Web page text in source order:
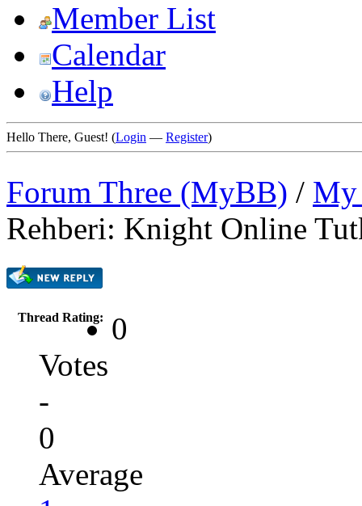
Member List
Calendar
Help
Hello There, Guest! (Login — Register)
Forum Three (MyBB) / My
Rehberi: Knight Online
Thread Rating:
0
Votes
-
0
Average